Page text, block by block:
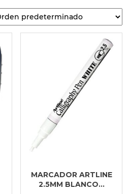
MARCADOR ARTLINE
2.5MM BLANCO...